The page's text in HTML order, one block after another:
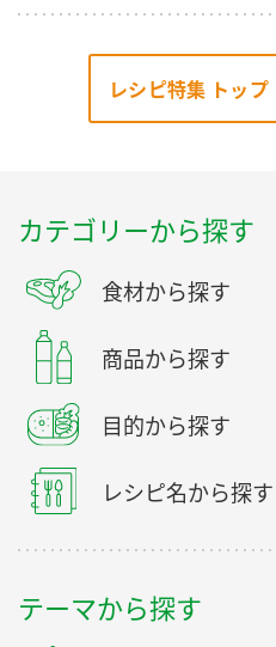
レシピ特集 トップ
カテゴリーから探す
食材から探す
商品から探す
目的から探す
レシピ名から探す
テーマから探す